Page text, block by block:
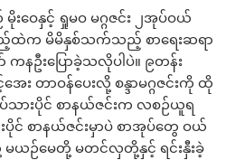
းဝေနှင့် ရှုမဝ မဂ္ဂဇင်း ၂အုပ်ဝယ်
က မိမိနှစ်သက်သည့် စာရေးဆရာ
ဦးပြောခဲ့သလိုပါပဲ။ ၉တန်း
း တာဝန်ပေးလို့ စန္ဒာမဂ္ဂဇင်းကို ထို
ားပိုင် စာနယ်ဇင်းက လစဉ်ယူရ
စာနယ်ဇင်းမှာပဲ စာအုပ်တွေ ဝယ်
ယဉ်မေတို့ မတင်လှတို့နှင့် ရင်းနှီးခဲ့